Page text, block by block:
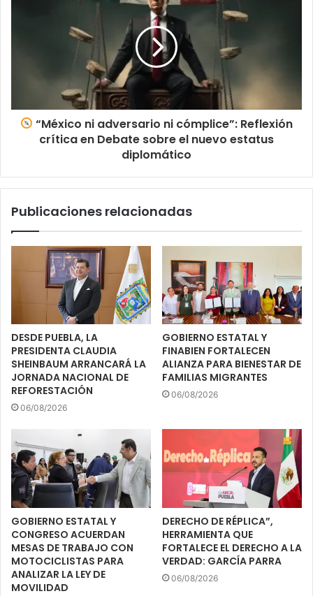
“México ni adversario ni cómplice”: Reflexión
crítica en Debate sobre el nuevo estatus
diplomático
Publicaciones relacionadas
DESDE PUEBLA, LA
PRESIDENTA CLAUDIA
SHEINBAUM ARRANCARÁ LA
JORNADA NACIONAL DE
REFORESTACIÓN
06/08/2026
GOBIERNO ESTATAL Y
FINABIEN FORTALECEN
ALIANZA PARA BIENESTAR DE
FAMILIAS MIGRANTES
06/08/2026
GOBIERNO ESTATAL Y
CONGRESO ACUERDAN
MESAS DE TRABAJO CON
MOTOCICLISTAS PARA
ANALIZAR LA LEY DE
MOVILIDAD
DERECHO DE RÉPLICA”,
HERRAMIENTA QUE
FORTALECE EL DERECHO A LA
VERDAD: GARCÍA PARRA
06/08/2026